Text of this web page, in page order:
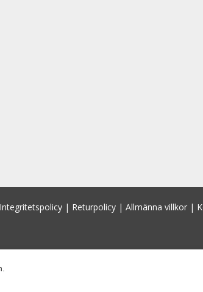
Integritetspolicy | Returpolicy | Allmänna villkor |